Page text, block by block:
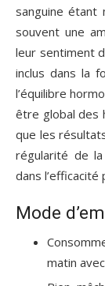
sanguine étant
souvent une
leur sentiment
inclus dans la
l’équilibre
être global des
que les
régularité de
dans l’efficacité
Mode
matin